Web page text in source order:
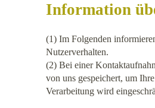
Information
(1) Im Folgenden
Nutzerverhalten.
(2) Bei einer
von uns gespeichert, um
Verarbeitung wird